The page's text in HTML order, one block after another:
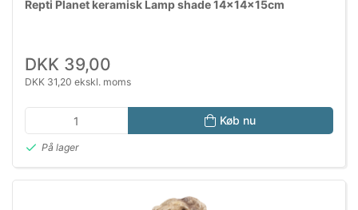
Repti Planet keramisk Lamp shade 14x14x15cm
DKK 39,00
DKK 31,20 ekskl. moms
Køb nu
På lager